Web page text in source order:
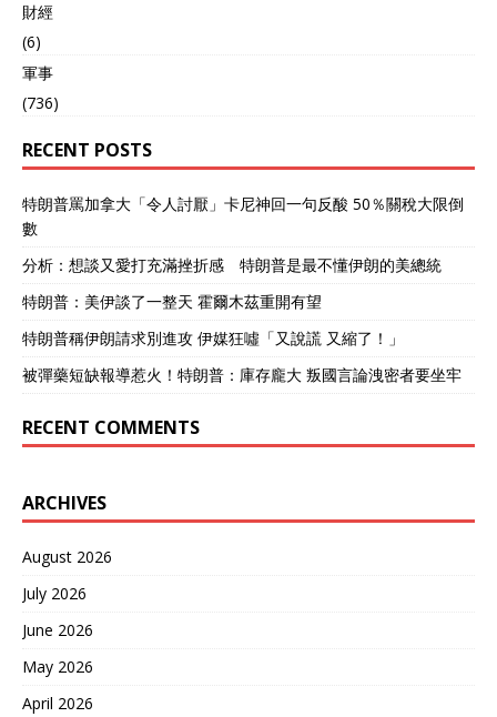
財經
(6)
軍事
(736)
RECENT POSTS
特朗普罵加拿大「令人討厭」卡尼神回一句反酸 50％關稅大限倒
數
分析：想談又愛打充滿挫折感 特朗普是最不懂伊朗的美總統
特朗普：美伊談了一整天 霍爾木茲重開有望
特朗普稱伊朗請求別進攻 伊媒狂噓「又說謊 又縮了！」
被彈藥短缺報導惹火！特朗普：庫存龐大 叛國言論洩密者要坐牢
RECENT COMMENTS
ARCHIVES
August 2026
July 2026
June 2026
May 2026
April 2026